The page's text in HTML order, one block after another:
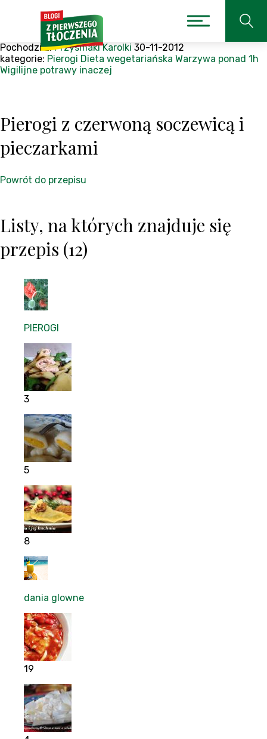
Pochodzi z:Przysmaki Karolki 30-11-2012
kategorie: Pierogi Dieta wegetariańska Warzywa ponad 1h
Wigilijne potrawy inaczej
Pierogi z czerwoną soczewicą i
pieczarkami
Powrót do przepisu
Listy, na których znajduje się
przepis (12)
PIEROGI
3
5
8
dania glowne
19